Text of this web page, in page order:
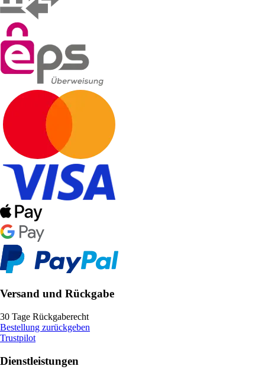
Versand und Rückgabe
30 Tage Rückgaberecht
Bestellung zurückgeben
Trustpilot
Dienstleistungen